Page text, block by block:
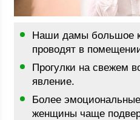
Наши дамы большое
проводят в
Прогулки на свежем
явление.
Более
женщины чаще